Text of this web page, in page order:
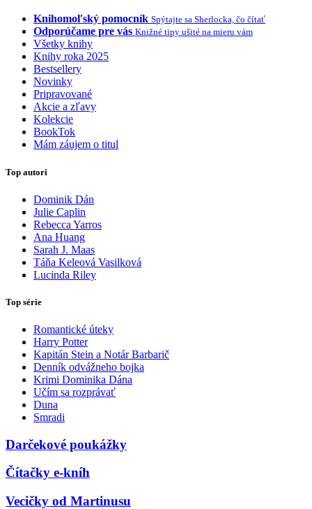
Knihomoľský pomocník Spýtajte sa Sherlocka, čo čítať
Odporúčame pre vás Knižné tipy ušité na mieru vám
Všetky knihy
Knihy roka 2025
Bestsellery
Novinky
Pripravované
Akcie a zľavy
Kolekcie
BookTok
Mám záujem o titul
Top autori
Dominik Dán
Julie Caplin
Rebecca Yarros
Ana Huang
Sarah J. Maas
Táňa Keleová Vasilková
Lucinda Riley
Top série
Romantické úteky
Harry Potter
Kapitán Stein a Notár Barbarič
Denník odvážneho bojka
Krimi Dominika Dána
Učím sa rozprávať
Duna
Smradi
Darčekové poukážky
Čítačky e-kníh
Vecičky od Martinusu